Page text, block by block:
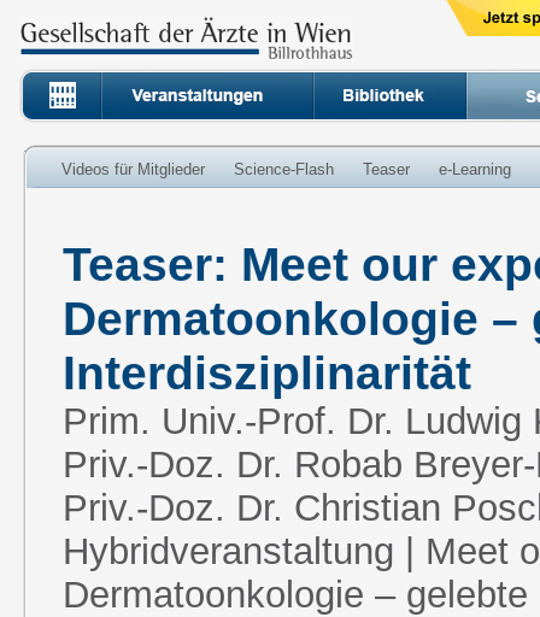
Videos für Mitglieder Science-Flash Teaser e-Learning
Teaser: Meet our
Dermatoonkologie –
Interdisziplinarität
Prim. Univ.-Prof. Dr. Ludwig
Priv.-Doz. Dr. Robab
Priv.-Doz. Dr. Christian
Hybridveranstaltung | Meet
Dermatoonkologie –